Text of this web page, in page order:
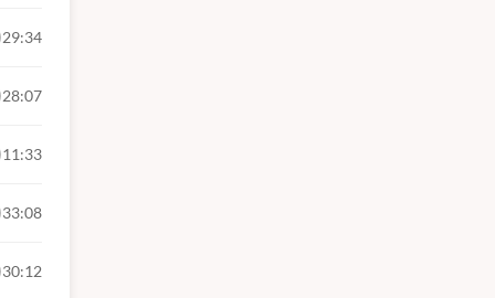
curso
de
29:34
28:07
11:33
33:08
30:12